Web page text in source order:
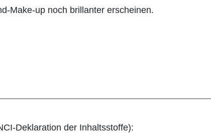
Make-up noch brillanter erscheinen.
Deklaration der Inhaltsstoffe):